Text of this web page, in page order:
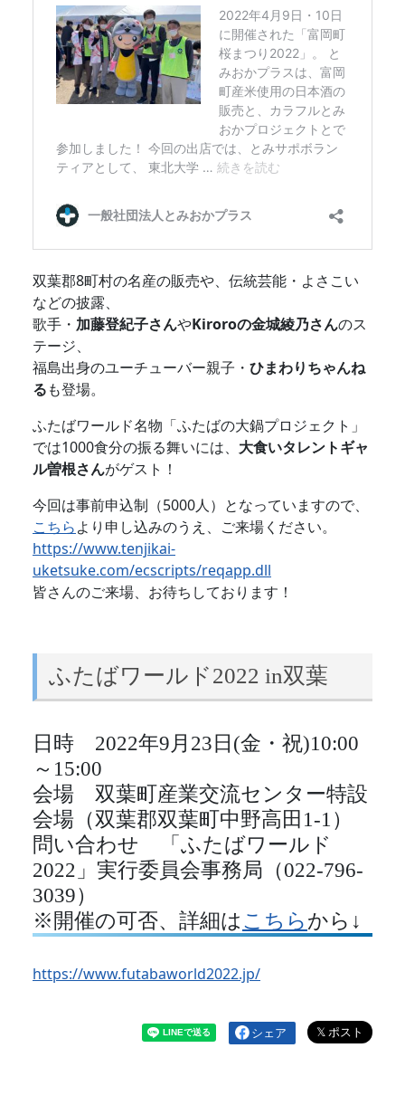
双葉郡8町村の名産の販売や、伝統芸能・よさこい
などの披露、
歌手・ 加藤登紀子さんやKiroroの金城綾乃さんのス
テージ、
福島出身のユーチューバー親子・ ひまわりちゃんね
るも登場。
ふたばワールド名物「ふたばの大鍋プロジェクト」
では1000食分の振る舞いには、 大食いタレントギャ
ル曽根さんがゲスト！
今回は事前申込制（5000人）となっていますので、
こちらより申し込みのうえ、ご来場ください。
https://www.tenjikai-
uketsuke.com/ecscripts/reqapp.dll
皆さんのご来場、お待ちしております！
ふたばワールド2022 in双葉
日時 2022年9月23日(金・祝)10:00
～15:00
会場 双葉町産業交流センター特設
会場（双葉郡双葉町中野高田1‐1）
問い合わせ 「ふたばワールド
2022」実行委員会事務局（022-796-
3039）
※開催の可否、詳細はこちらから↓
https://www.futabaworld2022.jp/
シェア